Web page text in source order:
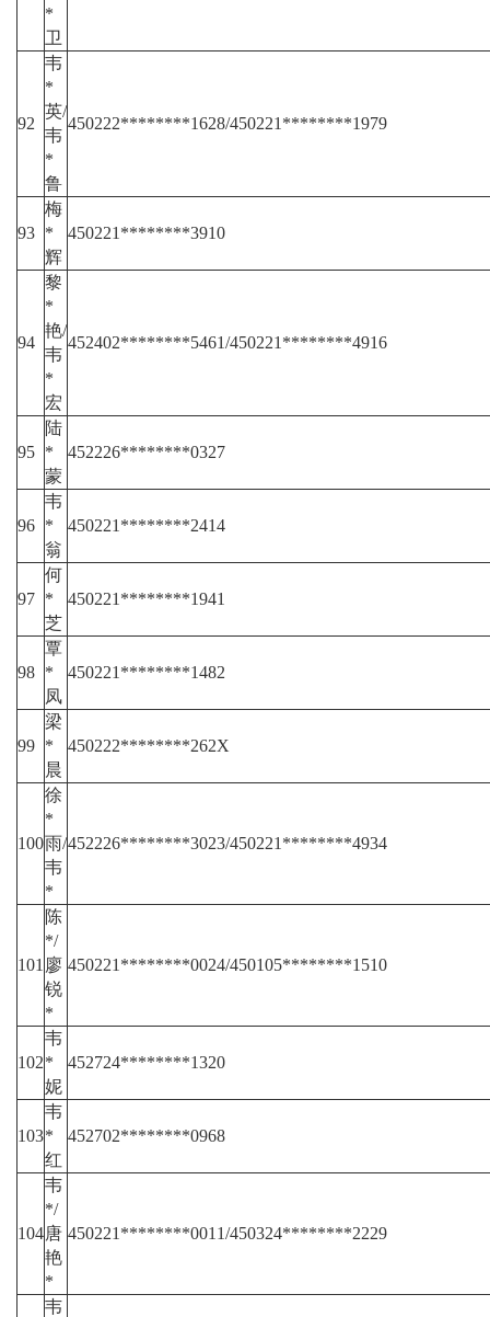
*
卫
92
韦
*
英/
韦
*
鲁
450222********1628/450221********1979
93
梅
*
辉
450221********3910
94
黎
*
艳/
韦
*
宏
452402********5461/450221********4916
95
陆
*
蒙
452226********0327
96
韦
*
翁
450221********2414
97
何
*
芝
450221********1941
98
覃
*
凤
450221********1482
99
梁
*
晨
450222********262X
100
徐
*
雨/
韦
*
452226********3023/450221********4934
101
陈
*/
廖
锐
*
450221********0024/450105********1510
102
韦
*
妮
452724********1320
103
韦
*
红
452702********0968
104
韦
*/
唐
艳
*
450221********0011/450324********2229
韦